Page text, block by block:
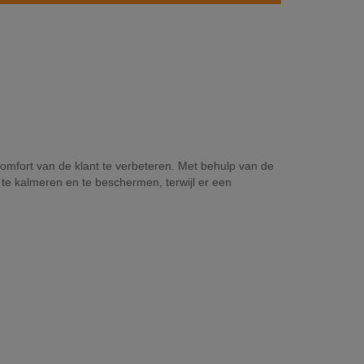
van de klant te verbeteren. Met behulp van de
kalmeren en te beschermen, terwijl er een